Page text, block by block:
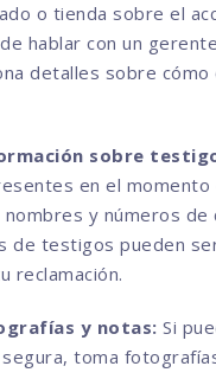
o tienda sobre el
hablar con un
detalles sobre cómo
sobre
en el momento
nombres y números de
de testigos pueden
reclamación.
y notas: Si
toma